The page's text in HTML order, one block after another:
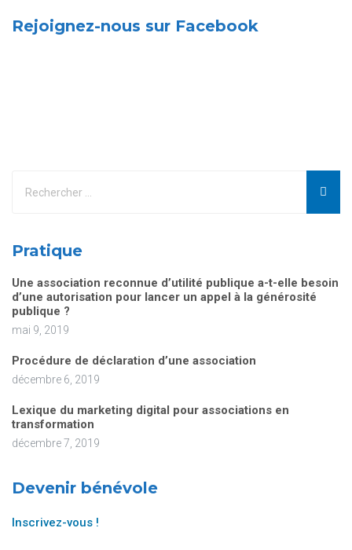
Rejoignez-nous sur Facebook
Pratique
Une association reconnue d’utilité publique a-t-elle besoin
d’une autorisation pour lancer un appel à la générosité
publique ?
mai 9, 2019
Procédure de déclaration d’une association
décembre 6, 2019
Lexique du marketing digital pour associations en
transformation
décembre 7, 2019
Devenir bénévole
Inscrivez-vous !